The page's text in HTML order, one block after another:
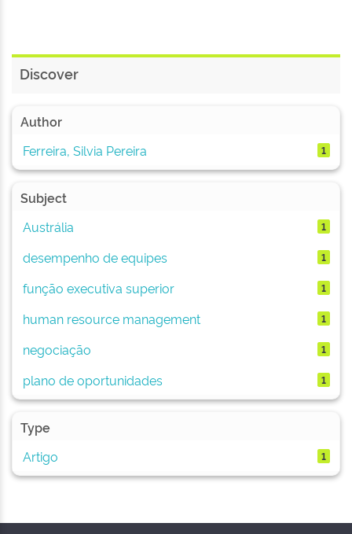
Discover
Author
Ferreira, Silvia Pereira
1
Subject
Austrália
1
desempenho de equipes 1
função executiva superior 1
human resource management 1
negociação 1
plano de oportunidades 1
Type
Artigo
1